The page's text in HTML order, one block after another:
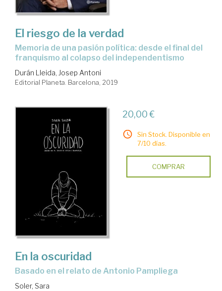
El riesgo de la verdad
Memoria de una pasión política: desde el final del
franquismo al colapso del independentismo
Durán Lleida, Josep Antoni
Editorial Planeta. Barcelona, 2019
20,00 €
Sin Stock. Disponible en
7/10 días.
COMPRAR
En la oscuridad
basado en el relato de Antonio Pampliega
Soler, Sara